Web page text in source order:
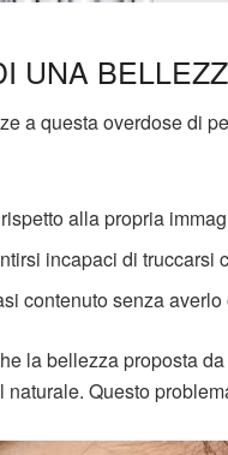
UNA
a questa overdose di
rispetto alla propria
incapaci di truccarsi
contenuto senza
la bellezza proposta
Questo